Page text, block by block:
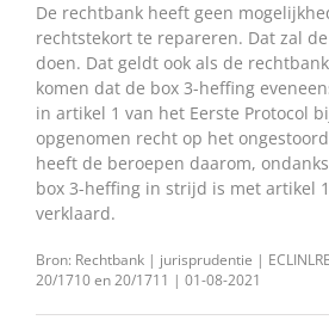
De rechtbank heeft geen
rechtstekort te repareren. Dat zal
doen. Dat geldt ook als de
komen dat de box 3-heffing
in artikel 1 van het Eerste Protocol
opgenomen recht op het
heeft de beroepen daarom,
box 3-heffing in strijd is met artikel
verklaard.
Bron: Rechtbank | jurisprudentie |
20/1710 en 20/1711 | 01-08-2021